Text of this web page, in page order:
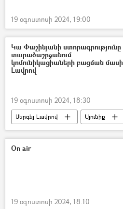
19 օգոստոսի 2024, 19:00
Կա Փաշինյանի ստորագրությունը
տարածաշրջանում
կոմունիկացիաների բացման
Լավրով
19 օգոստոսի 2024, 18:30
Սերգեյ Լավրով
Սյունիք
Նիկոլ Փաշինյան
Ռուսաստան
On air
19 օգոստոսի 2024, 18:10